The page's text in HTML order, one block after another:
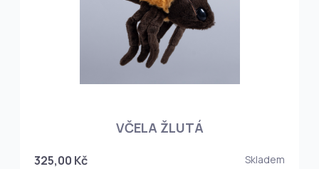
VČELA ŽLUTÁ
325,00 Kč Skladem